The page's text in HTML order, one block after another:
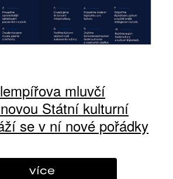
mluvčí
Státní kulturní
se v ní nové pořádky
více